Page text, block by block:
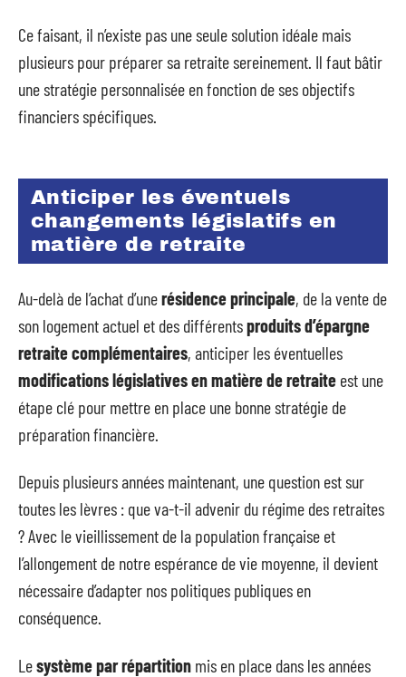
Ce faisant, il n’existe pas une seule solution idéale mais
plusieurs pour préparer sa retraite sereinement. Il faut bâtir
une stratégie personnalisée en fonction de ses objectifs
financiers spécifiques.
Anticiper les éventuels
changements législatifs en
matière de retraite
Au-delà de l’achat d’unerésidence principale, de la vente de
son logement actuel et des différentsproduits d’épargne
retraite complémentaires, anticiper les éventuelles
modifications législatives en matière de retraite est une
étape clé pour mettre en place une bonne stratégie de
préparation financière.
Depuis plusieurs années maintenant, une question est sur
toutes les lèvres : que va-t-il advenir du régime des retraites
? Avec le vieillissement de la population française et
l’allongement de notre espérance de vie moyenne, il devient
nécessaire d’adapter nos politiques publiques en
conséquence.
Lesystème par répartition mis en place dans les années